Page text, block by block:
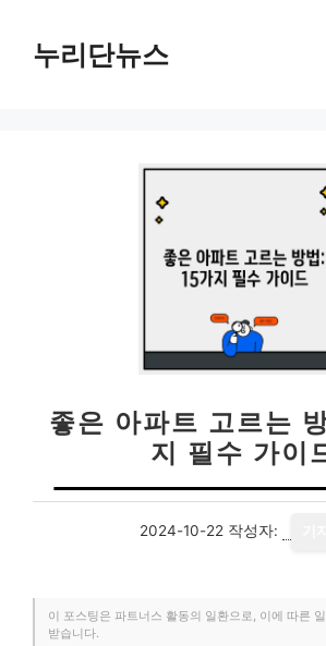
누리단뉴스
좋은 아파트 고르는
지 필수 가이
2024-10-22 작성자:
이 포스팅은 파트너스 활동의 일환으로, 이에 따른
받습니다.